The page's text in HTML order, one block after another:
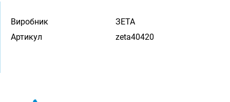
Виробник
ЗЕТА
Артикул
zeta40420